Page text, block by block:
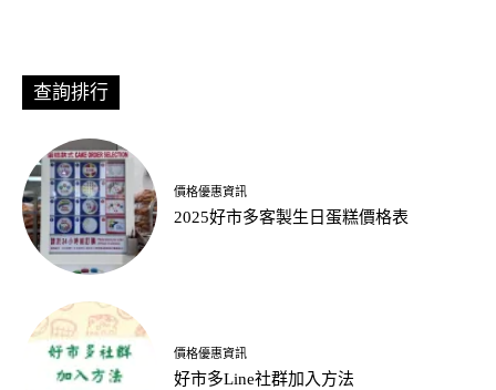
查詢排行
價格優惠資訊
2025好市多客製生日蛋糕價格表
價格優惠資訊
好市多Line社群加入方法